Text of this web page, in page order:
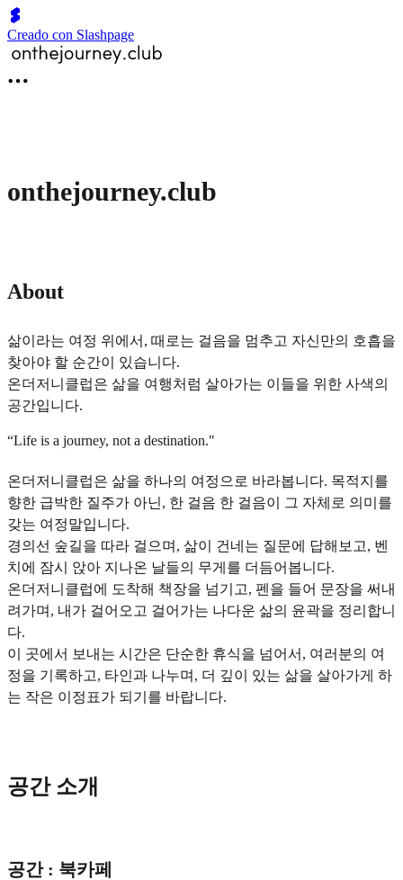
Creado con Slashpage
onthejourney.club
About
삶이라는 여정 위에서, 때로는 걸음을 멈추고 자신만의 호흡을
찾아야 할 순간이 있습니다.
온더저니클럽은 삶을 여행처럼 살아가는 이들을 위한 사색의
공간입니다.
“Life is a journey, not a destination."
온더저니클럽은 삶을 하나의 여정으로 바라봅니다. 목적지를
향한 급박한 질주가 아닌, 한 걸음 한 걸음이 그 자체로 의미를
갖는 여정말입니다.
경의선 숲길을 따라 걸으며, 삶이 건네는 질문에 답해보고, 벤
치에 잠시 앉아 지나온 날들의 무게를 더듬어봅니다.
온더저니클럽에 도착해 책장을 넘기고, 펜을 들어 문장을 써내
려가며, 내가 걸어오고 걸어가는 나다운 삶의 윤곽을 정리합니
다.
이 곳에서 보내는 시간은 단순한 휴식을 넘어서, 여러분의 여
정을 기록하고, 타인과 나누며, 더 깊이 있는 삶을 살아가게 하
는 작은 이정표가 되기를 바랍니다.
공간 소개
공간 : 북카페